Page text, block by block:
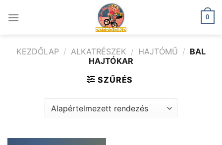
0
KEZDŐLAP / ALKATRÉSZEK / HAJTÓMŰ / BAL
HAJTÓKAR
SZŰRÉS